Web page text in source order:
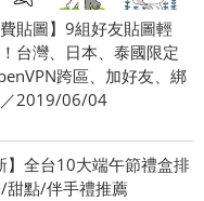
費貼圖】9組好友貼圖輕
台灣、日本、泰國限定
跨區、加好友、綁
2019/06/04
】全台10大端午節禮盒排
甜點/伴手禮推薦